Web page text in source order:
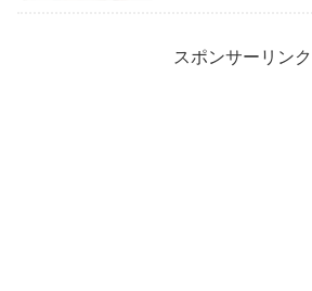
スポンサーリンク